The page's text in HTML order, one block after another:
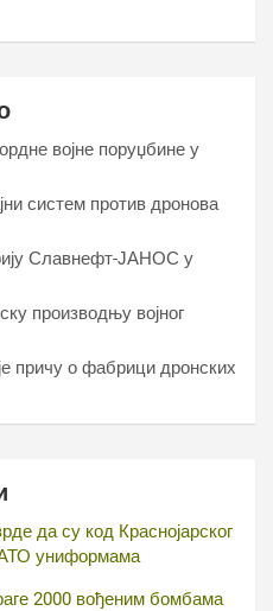
војне поруџбине у
систем против дронова
Славнефт-ЈАНОС у
производњу војног
причу о фабрици дронских
да су код Краснојарског
униформама
2000 вођеним бомбама